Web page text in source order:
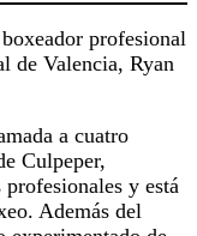
profesional
de Valencia, Ryan
a cuatro
Culpeper,
y está
Además del